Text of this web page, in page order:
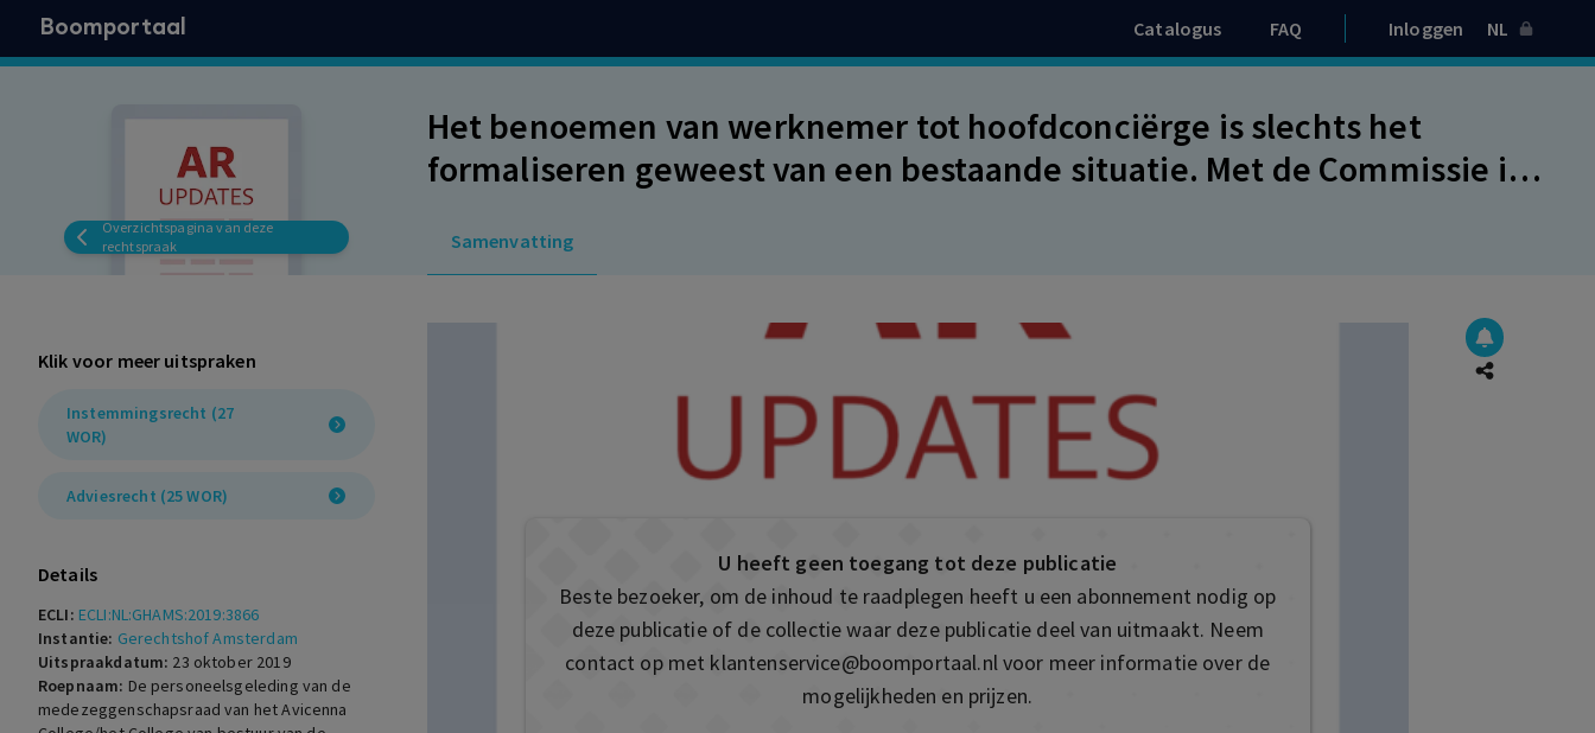
Boomportaal Catalogus FAQ Inloggen NL
Overzichtspagina van deze
rechtspraak
Het benoemen van werknemer tot hoofdconciërge is slechts het
formaliseren geweest van een bestaande situatie. Met de Commissie is
beleidsmatig maar een individueel karakter heeft, waarvoor de PMR
Samenvatting
Klik voor meer uitspraken
Instemmingsrecht (27
WOR)
Adviesrecht (25 WOR)
Details
ECLI: ECLI:NL:GHAMS:2019:3866
Instantie: Gerechtshof Amsterdam
Uitspraakdatum: 23 oktober 2019
Roepnaam: De personeelsgeleding van de
medezeggenschapsraad van het Avicenna
U heeft geen toegang tot deze publicatie
Beste bezoeker, om de inhoud te raadplegen heeft u een abonnement nodig op
deze publicatie of de collectie waar deze publicatie deel van uitmaakt. Neem
contact op met klantenservice@boomportaal.nlvoor meer informatie over de
mogelijkheden en prijzen.